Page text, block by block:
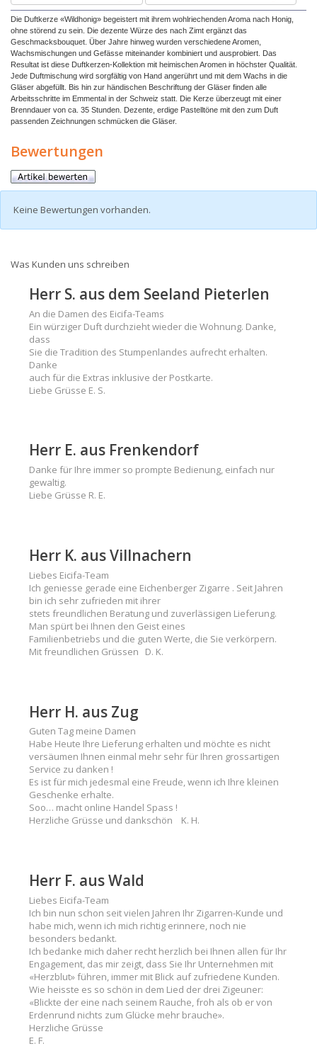
Die Duftkerze «Wildhonig» begeistert mit ihrem wohlriechenden Aroma nach Honig,
ohne störend zu sein. Die dezente Würze des nach Zimt ergänzt das
Geschmacksbouquet. Über Jahre hinweg wurden verschiedene Aromen,
Wachsmischungen und Gefässe miteinander kombiniert und ausprobiert. Das
Resultat ist diese Duftkerzen-Kollektion mit heimischen Aromen in höchster Qualität.
Jede Duftmischung wird sorgfältig von Hand angerührt und mit dem Wachs in die
Gläser abgefüllt. Bis hin zur händischen Beschriftung der Gläser finden alle
Arbeitsschritte im Emmental in der Schweiz statt. Die Kerze überzeugt mit einer
Brenndauer von ca. 35 Stunden. Dezente, erdige Pastelltöne mit den zum Duft
passenden Zeichnungen schmücken die Gläser.
Bewertungen
Keine Bewertungen vorhanden.
Was Kunden uns schreiben
Herr S. aus dem Seeland Pieterlen
An die Damen des Eicifa-Teams
Ein würziger Duft durchzieht wieder die Wohnung. Danke,
dass
Sie die Tradition des Stumpenlandes aufrecht erhalten.
Danke
auch für die Extras inklusive der Postkarte.
Liebe Grüsse E. S.
Herr E. aus Frenkendorf
Danke für Ihre immer so prompte Bedienung, einfach nur
gewaltig.
Liebe Grüsse R. E.
Herr K. aus Villnachern
Liebes Eicifa-Team
Ich geniesse gerade eine Eichenberger Zigarre . Seit Jahren
bin ich sehr zufrieden mit ihrer
stets freundlichen Beratung und zuverlässigen Lieferung.
Man spürt bei Ihnen den Geist eines
Familienbetriebs und die guten Werte, die Sie verkörpern.
Mit freundlichen Grüssen D. K.
Herr H. aus Zug
Guten Tag meine Damen
Habe Heute Ihre Lieferung erhalten und möchte es nicht
versäumen Ihnen einmal mehr sehr für Ihren grossartigen
Service zu danken !
Es ist für mich jedesmal eine Freude, wenn ich Ihre kleinen
Geschenke erhalte.
Soo… macht online Handel Spass !
Herzliche Grüsse und dankschön K. H.
Herr F. aus Wald
Liebes Eicifa-Team
Ich bin nun schon seit vielen Jahren Ihr Zigarren-Kunde und
habe mich, wenn ich mich richtig erinnere, noch nie
besonders bedankt.
Ich bedanke mich daher recht herzlich bei Ihnen allen für Ihr
Engagement, das mir zeigt, dass Sie Ihr Unternehmen mit
«Herzblut» führen, immer mit Blick auf zufriedene Kunden.
Wie heisste es so schön in dem Lied der drei Zigeuner:
«Blickte der eine nach seinem Rauche, froh als ob er von
Erdenrund nichts zum Glücke mehr brauche».
Herzliche Grüsse
E. F.